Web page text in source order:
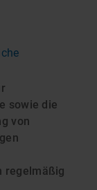
sowie die
von
regelmäßig